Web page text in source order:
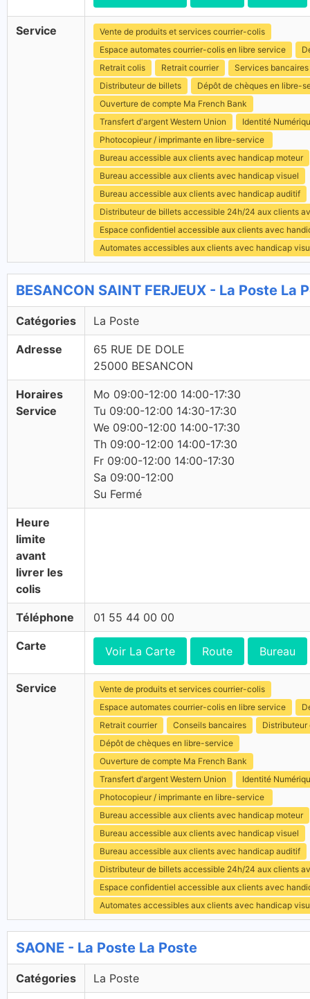
Service
Vente de produits et services courrier-colis
Espace automates courrier-colis en libre service
Retrait colis
Retrait courrier
Services bancaires
Distributeur de billets
Dépôt de chèques en libre-
Ouverture de compte Ma French Bank
Transfert d'argent Western Union
Identité
Photocopieur / imprimante en libre-service
Bureau accessible aux clients avec handicap moteur
Bureau accessible aux clients avec handicap visuel
Bureau accessible aux clients avec handicap auditif
Distributeur de billets accessible 24h/24 aux clients
Espace confidentiel accessible aux clients avec
Automates accessibles aux clients avec handicap
BESANCON SAINT FERJEUX - La Poste La
Catégories La Poste
Adresse
65 RUE DE DOLE
25000 BESANCON
Horaires
Service
Mo 09:00-12:00 14:00-17:30
Tu 09:00-12:00 14:30-17:30
We 09:00-12:00 14:00-17:30
Th 09:00-12:00 14:00-17:30
Fr 09:00-12:00 14:00-17:30
Sa 09:00-12:00
Su Fermé
Heure
limite
avant
livrer les
colis
Téléphone 01 55 44 00 00
Carte Voir La Carte Route Bureau
Service
Vente de produits et services courrier-colis
Espace automates courrier-colis en libre service
Retrait courrier
Conseils bancaires
Distributeur
Dépôt de chèques en libre-service
Ouverture de compte Ma French Bank
Transfert d'argent Western Union
Identité
Photocopieur / imprimante en libre-service
Bureau accessible aux clients avec handicap moteur
Bureau accessible aux clients avec handicap visuel
Bureau accessible aux clients avec handicap auditif
Distributeur de billets accessible 24h/24 aux clients
Espace confidentiel accessible aux clients avec
Automates accessibles aux clients avec handicap
SAONE - La Poste La Poste
Catégories La Poste